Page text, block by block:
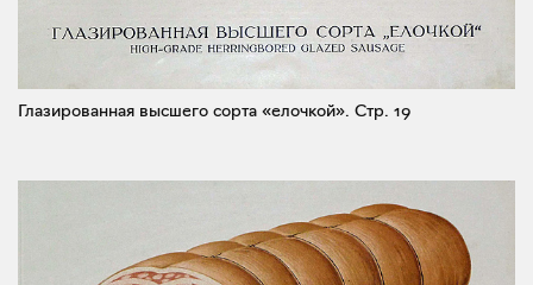
Глазированная высшего сорта «елочкой». Стр. 19